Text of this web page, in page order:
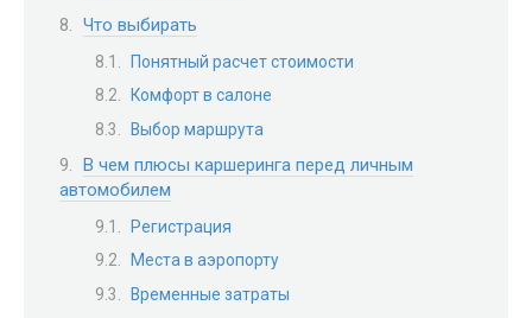
Что выбирать
Понятный расчет стоимости
Комфорт в салоне
Выбор маршрута
В чем плюсы каршеринга перед личным
автомобилем
Регистрация
Места в аэропорту
Временные затраты